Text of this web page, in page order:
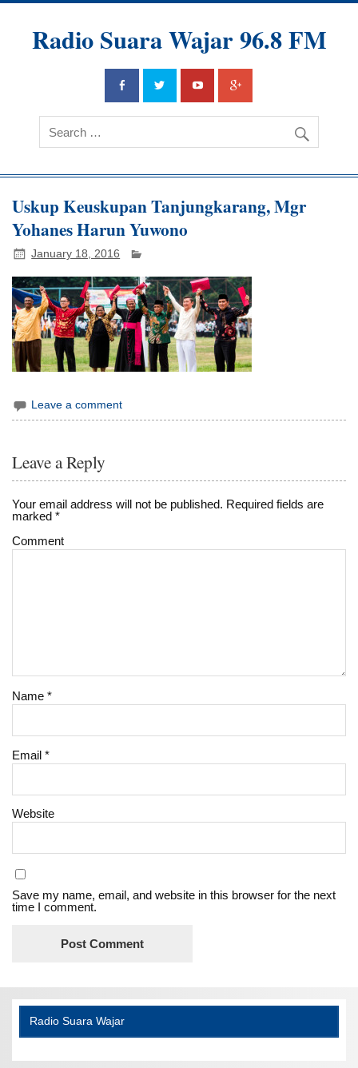
Radio Suara Wajar 96.8 FM
Uskup Keuskupan Tanjungkarang, Mgr
Yohanes Harun Yuwono
January 18, 2016
Leave a comment
Leave a Reply
Your email address will not be published. Required fields are
marked*
Comment
Name*
Email*
Website
Save my name, email, and website in this browser for the next
time I comment.
Radio Suara Wajar